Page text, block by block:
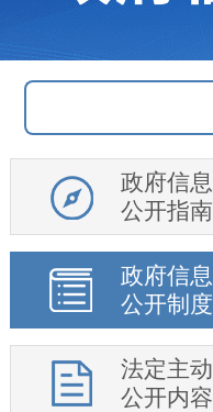
政府信息
公开指南
政府信息
公开制度
法定主动
公开内容